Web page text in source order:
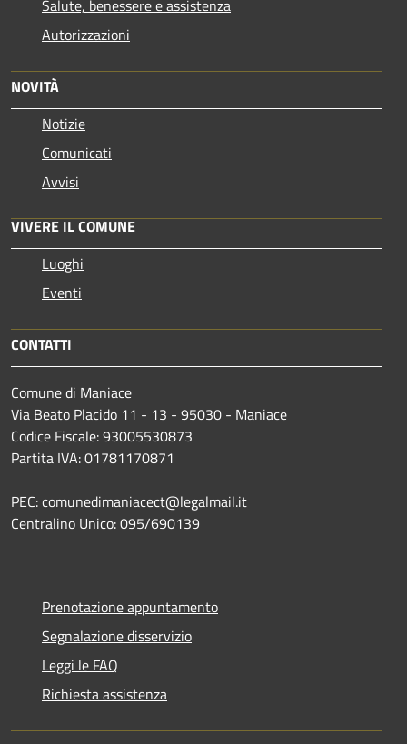
Salute, benessere e assistenza
Autorizzazioni
NOVITÀ
Notizie
Comunicati
Avvisi
VIVERE IL COMUNE
Luoghi
Eventi
CONTATTI
Comune di Maniace
Via Beato Placido 11 - 13 - 95030 - Maniace
Codice Fiscale: 93005530873
Partita IVA: 01781170871
PEC: comunedimaniacect@legalmail.it
Centralino Unico: 095/690139
Prenotazione appuntamento
Segnalazione disservizio
Leggi le FAQ
Richiesta assistenza